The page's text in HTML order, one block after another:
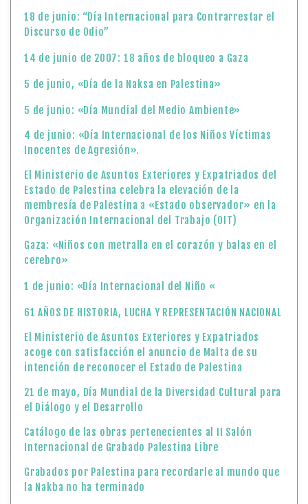
18 de junio: “Día Internacional para Contrarrestar el
Discurso de Odio”
14 de junio de 2007: 18 años de bloqueo a Gaza
5 de junio, «Día de la Naksa en Palestina»
5 de junio: «Día Mundial del Medio Ambiente»
4 de junio: «Día Internacional de los Niños Víctimas
Inocentes de Agresión».
El Ministerio de Asuntos Exteriores y Expatriados del
Estado de Palestina celebra la elevación de la
membresía de Palestina a «Estado observador» en la
Organización Internacional del Trabajo (OIT)
Gaza: «Niños con metralla en el corazón y balas en el
cerebro»
1 de junio: «Día Internacional del Niño «
61 AÑOS DE HISTORIA, LUCHA Y REPRESENTACIÓN NACIONAL
El Ministerio de Asuntos Exteriores y Expatriados
acoge con satisfacción el anuncio de Malta de su
intención de reconocer el Estado de Palestina
21 de mayo, Día Mundial de la Diversidad Cultural para
el Diálogo y el Desarrollo
Catálogo de las obras pertenecientes al II Salón
Internacional de Grabado Palestina Libre
Grabados por Palestina para recordarle al mundo que
la Nakba no ha terminado